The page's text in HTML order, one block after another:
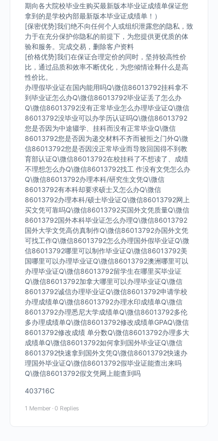
期向各大院校毕业生购买最新版本毕业证成绩单保证您
拿到的是学校内部最新版本毕业证成绩单！）
[保密优势]我们绝不向任何个人或组织泄露您的隐私，致
力于在充分保护你隐私的前提下，为您提供更优质的体
验和服务。完成交易，删除客户资料
[价格优势]我们在保证合理定价的同时，坚持较高性价
比，通过品质和效率不断优化，为您倾情诠释什么是高
性价比。
办理假毕业证在国内能用吗Q\微信86013792挂科拿不
到毕业证怎么办Q\微信86013792毕业证丢了怎么办
Q\微信86013792没有正常毕业怎么办理毕业证Q\微信
86013792没毕业可以办学历认证吗Q\微信86013792
您是否因为中途辍学、挂科而没有正常毕业Q\微信
86013792您是否因为递交材料不齐而被拒之门外Q\微
信86013792您是否因没正常毕业而导致回国得不到教
育部认证Q\微信86013792在校挂科了不想读了、成绩
不理想怎么办Q\微信86013792找工 作没有文凭怎么办
Q\微信86013792办理本科/研究生文凭Q\微信
86013792有本科却要求硕士又怎么办Q\微信
86013792办理本科/硕士毕业证Q\微信86013792网上
买文凭可靠吗Q\微信86013792买国外文凭质量Q\微信
86013792国外本科毕业证怎么办理Q\微信86013792
国外大学文凭高仿真制作Q\微信86013792办国外文凭
可找工作Q\微信86013792怎么办理国外假毕业证Q\微
信86013792哪里可以制作毕业证Q\微信86013792美
国哪里可以办理毕业证Q\微信86013792澳洲哪里可以
办理毕业证Q\微信86013792留学生在哪里买毕业证
Q\微信86013792加拿大哪里可以办理毕业证Q\微信
86013792诚信办理毕业证Q\微信86013792申请学校
办理成绩单Q\微信86013792办理水印成绩单Q\微信
86013792办理悉尼大学成绩单Q\微信86013792多伦
多办理成绩单Q\微信86013792修改成绩单GPAQ\微信
86013792修改成绩 单分数Q\微信86013792办理多大
成绩单Q\微信86013792如何拿到国外毕业证Q\微信
86013792快速拿到国外文凭Q\微信86013792快速办
理国外毕业证Q\微信86013792假毕业证能查出来吗
Q\微信86013792假文凭网上能查到吗
403716C
1 Member · 0 Replies